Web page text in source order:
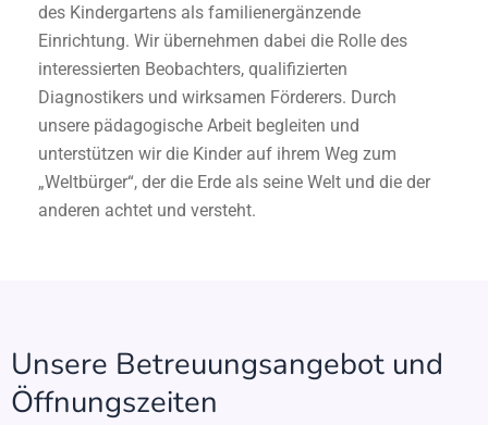
des Kindergartens als familienergänzende
Einrichtung. Wir übernehmen dabei die Rolle des
interessierten Beobachters, qualifizierten
Diagnostikers und wirksamen Förderers. Durch
unsere pädagogische Arbeit begleiten und
unterstützen wir die Kinder auf ihrem Weg zum
„Weltbürger“, der die Erde als seine Welt und die der
anderen achtet und versteht.
Unsere Betreuungsangebot und
Öffnungszeiten